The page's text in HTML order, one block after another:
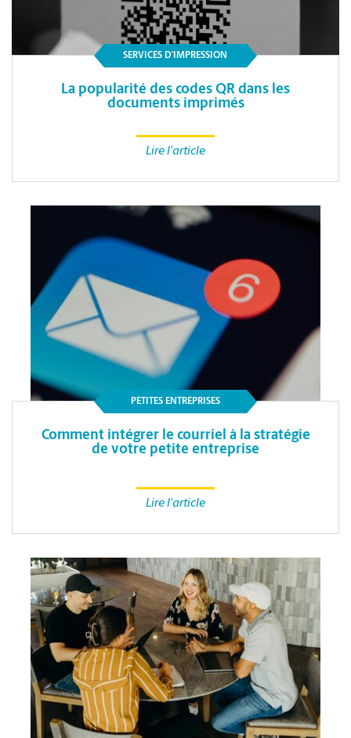
SERVICES D’IMPRESSION
La popularité des codes QR dans les
documents imprimés
Lire l'article
PETITES ENTREPRISES
Comment intégrer le courriel à la stratégie
de votre petite entreprise
Lire l'article